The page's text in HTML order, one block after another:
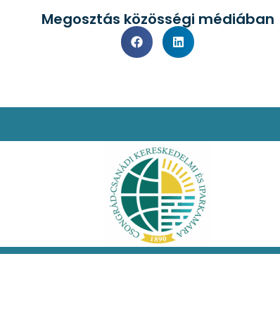
Megosztás közösségi médiában